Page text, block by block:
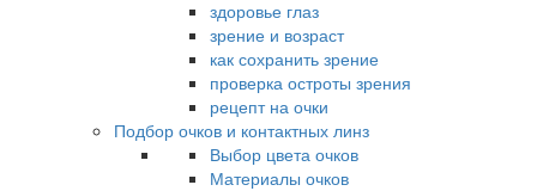
здоровье глаз
зрение и возраст
как сохранить зрение
проверка остроты зрения
рецепт на очки
Подбор очков и контактных линз
Выбор цвета очков
Материалы очков